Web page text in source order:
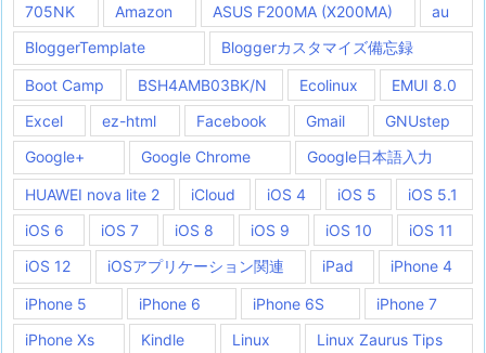
705NK Amazon ASUS F200MA (X200MA)
au
BloggerTemplate
Bloggerカスタマイズ備忘録
Boot Camp BSH4AMB03BK/N Ecolinux
EMUI 8.0
Excel
ez-html Facebook Gmail
GNUstep
Google+
Google Chrome Google日本語入力
HUAWEI nova lite 2 iCloud iOS 4 iOS 5
iOS 5.1
iOS 6
iOS 7 iOS 8 iOS 9 iOS 10
iOS 11
iOS 12
iOSアプリケーション関連 iPad iPhone 4
iPhone 5 iPhone 6 iPhone 6S
iPhone 7
iPhone Xs
Kindle Linux
Linux Zaurus Tips